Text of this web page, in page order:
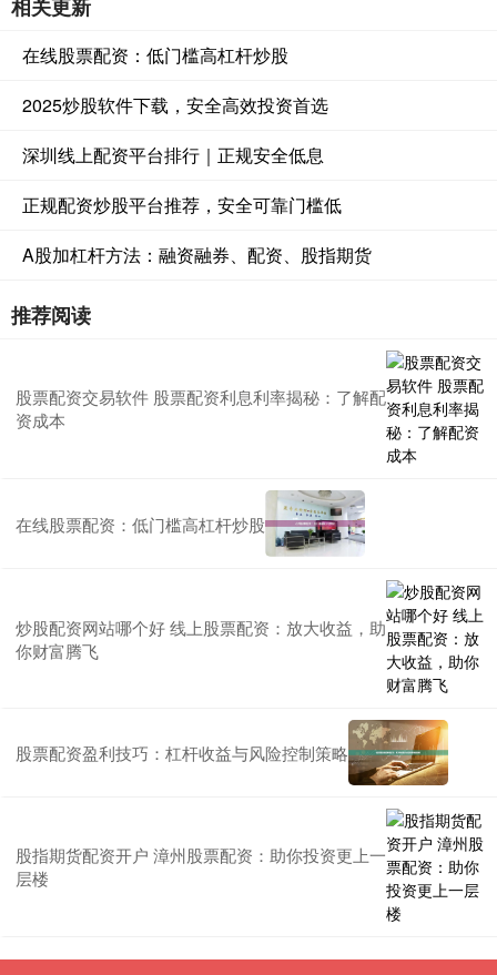
相关更新
在线股票配资：低门槛高杠杆炒股
2025炒股软件下载，安全高效投资首选
深圳线上配资平台排行｜正规安全低息
正规配资炒股平台推荐，安全可靠门槛低
A股加杠杆方法：融资融券、配资、股指期货
推荐阅读
股票配资交易软件 股票配资利息利率揭秘：了解配
资成本
在线股票配资：低门槛高杠杆炒股
炒股配资网站哪个好 线上股票配资：放大收益，助
你财富腾飞
股票配资盈利技巧：杠杆收益与风险控制策略
股指期货配资开户 漳州股票配资：助你投资更上一
层楼